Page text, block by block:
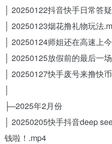
│ 20250122抖音快手日常答
│ 20250123烟花撸礼物玩法
│ 20250124师姐还在高速上
│ 20250125放假前的最后一
│ 20250127快手废号来撸快
├─2025年2月份
│ 20250205快手抖音deep
钱啦！.mp4